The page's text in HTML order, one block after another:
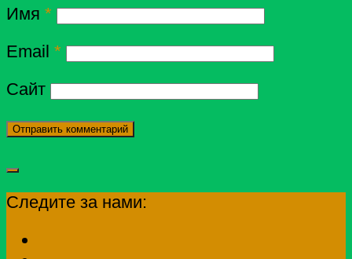
Имя *
Email *
Сайт
Следите за нами: